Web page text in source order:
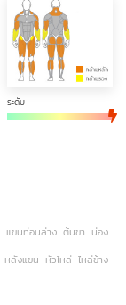
ระดับ
แขนท่อนล่าง ต้นขา น่อง
หลังแขน หัวไหล่ ไหล่ข้าง